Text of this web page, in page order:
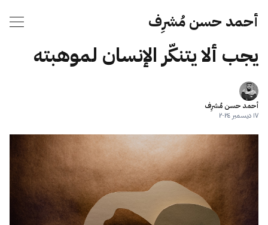
أحمد حسن مُشرِف
يجب ألا يتنكّر الإنسان لموهبته
أحمد حسن مُشرِف
١٧ ديسمبر ٢٠٢٤